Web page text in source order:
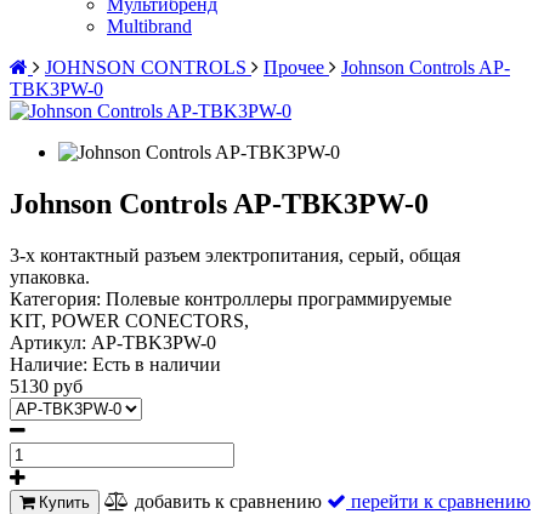
Мультибренд
Multibrand
JOHNSON CONTROLS
Прочее
Johnson Controls AP-
TBK3PW-0
Johnson Controls AP-TBK3PW-0
3-х контактный разъем электропитания, серый, общая
упаковка.
Категория: Полевые контроллеры программируемые
KIT, POWER CONECTORS,
Артикул: AP-TBK3PW-0
Наличие: Есть в наличии
5130 руб
Купить добавить к сравнению перейти к сравнению